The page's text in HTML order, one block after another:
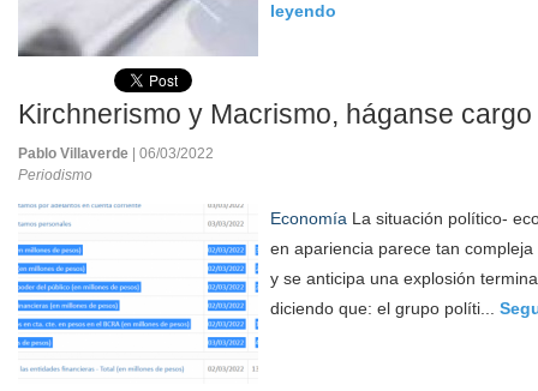
leyendo
Kirchnerismo y Macrismo, háganse cargo
Pablo Villaverde
| 06/03/2022
Periodismo
Economía La situación político-
en apariencia parece tan
y se anticipa una explosión
diciendo que: el grupo políti...